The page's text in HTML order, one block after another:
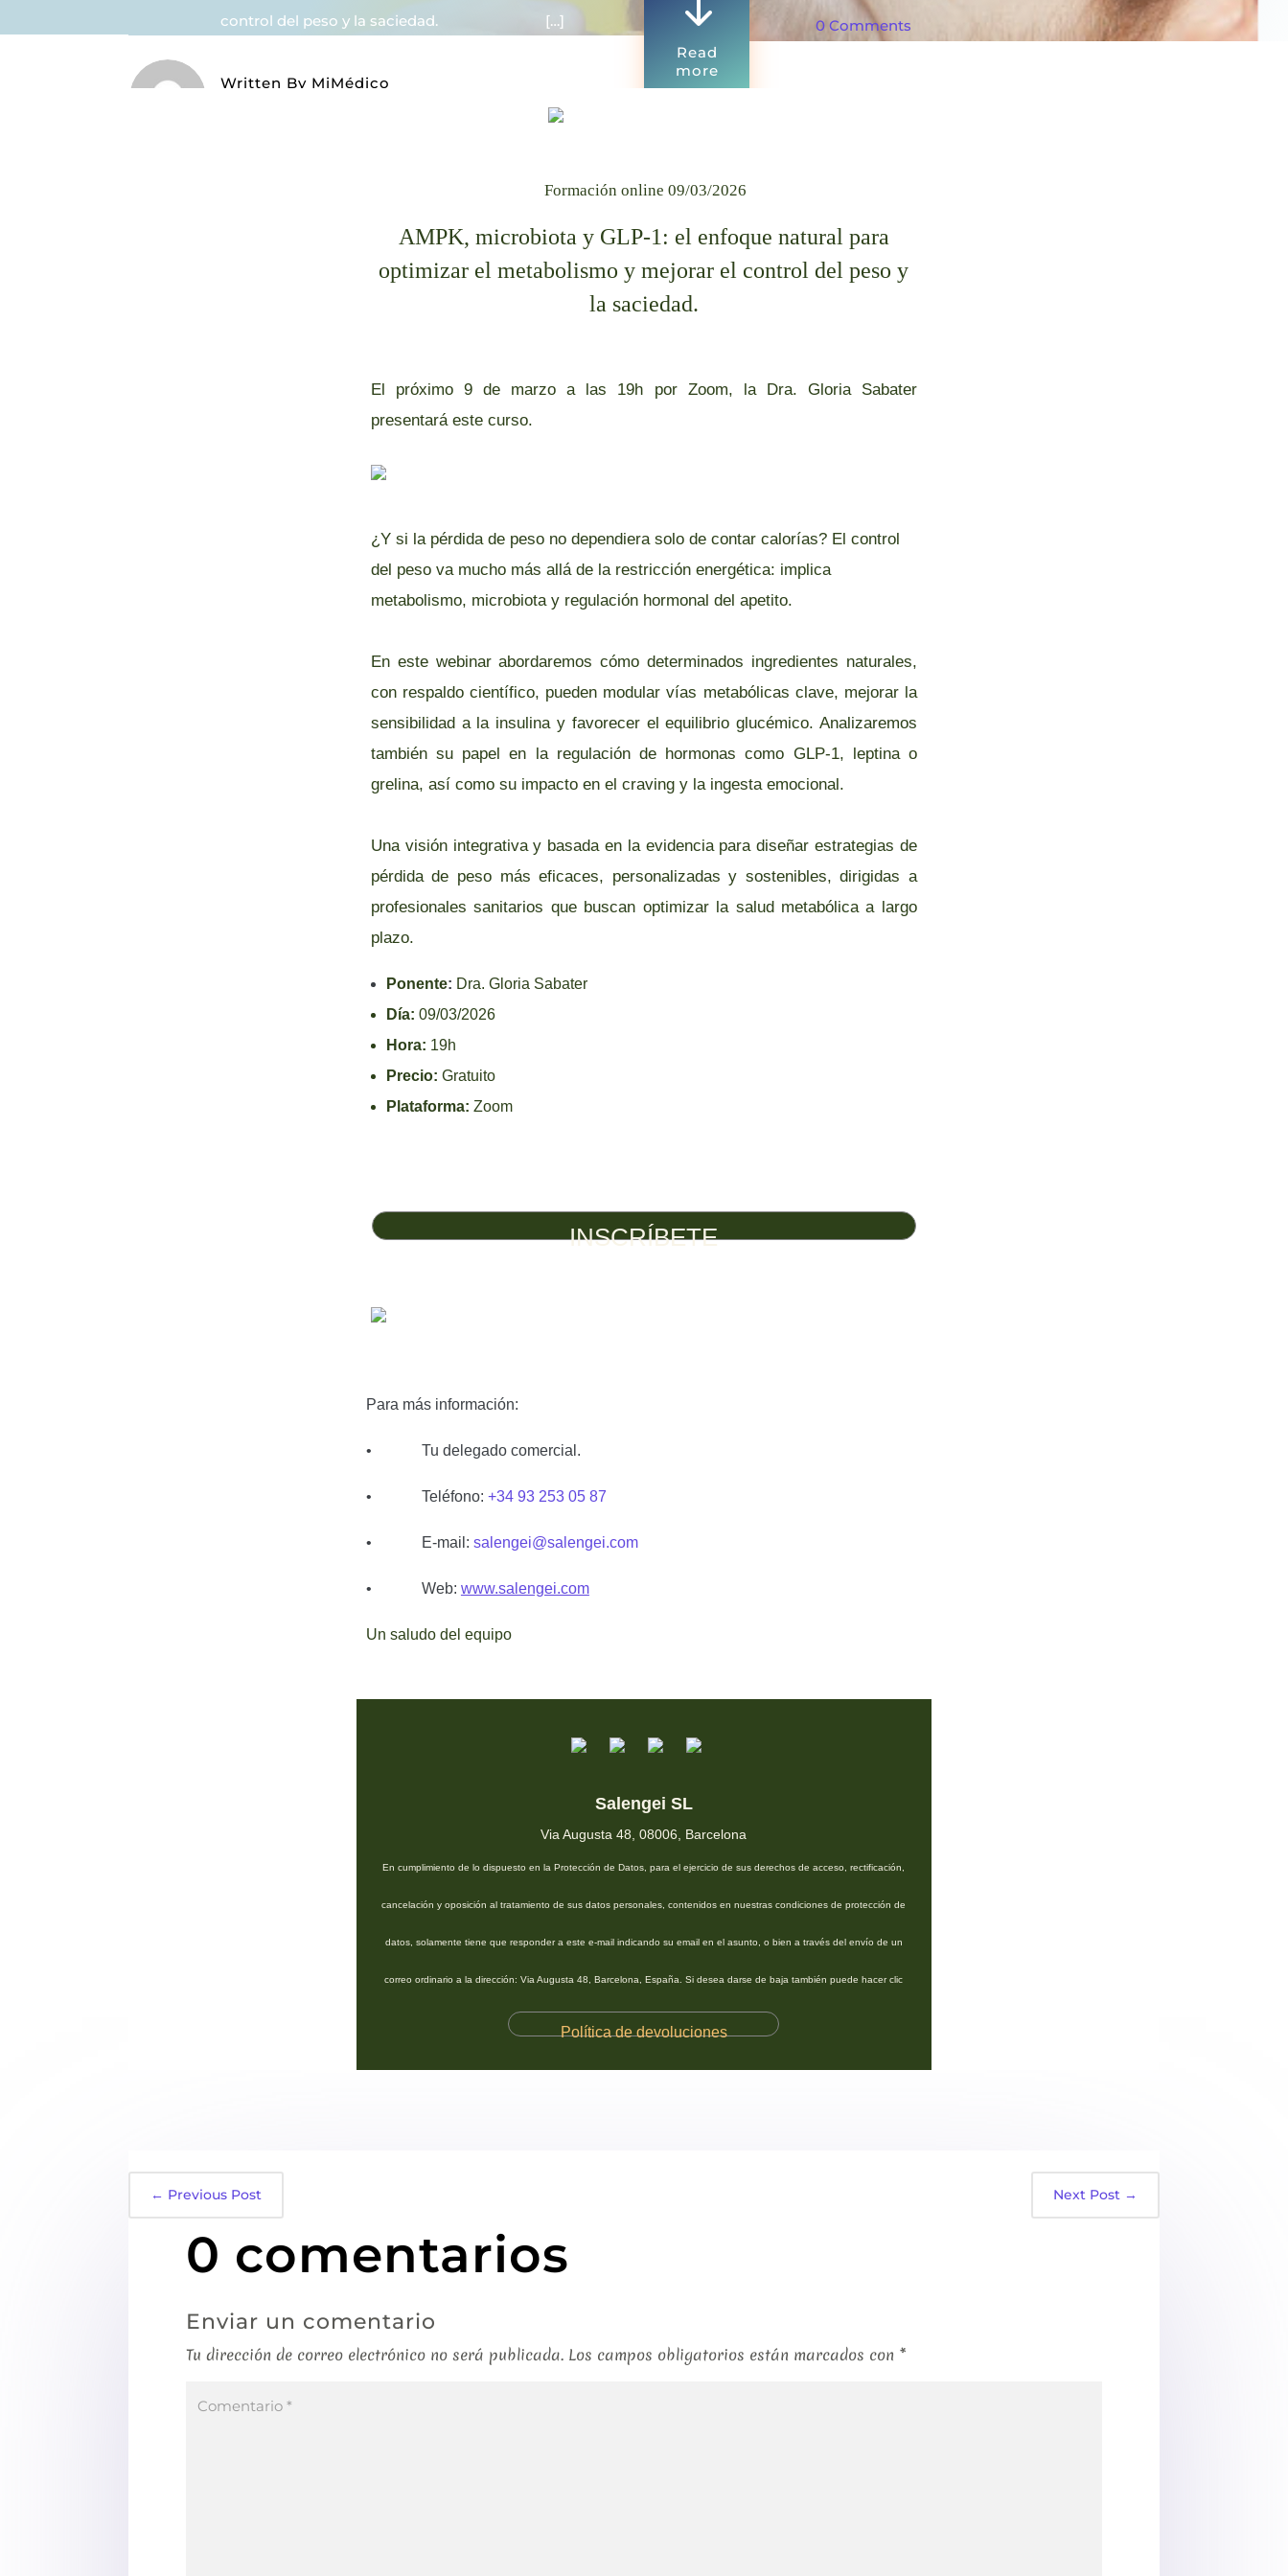
control del peso y la saciedad.‌ ­‌ ­‌ ­‌ ­‌ ­‌ ­‌ ­‌ ­‌ ­‌ […]
Written By MiMédico
Read
more
0 Comments
Formación online 09/03/2026
AMPK, microbiota y GLP-1: el enfoque natural para
optimizar el metabolismo y mejorar el control del peso y
la saciedad.
El próximo 9 de marzo a las 19h por Zoom, la Dra. Gloria Sabater
presentará este curso.
¿Y si la pérdida de peso no dependiera solo de contar calorías? El control
del peso va mucho más allá de la restricción energética: implica
metabolismo, microbiota y regulación hormonal del apetito.
En este webinar abordaremos cómo determinados ingredientes naturales,
con respaldo científico, pueden modular vías metabólicas clave, mejorar la
sensibilidad a la insulina y favorecer el equilibrio glucémico. Analizaremos
también su papel en la regulación de hormonas como GLP-1, leptina o
grelina, así como su impacto en el craving y la ingesta emocional.
Una visión integrativa y basada en la evidencia para diseñar estrategias de
pérdida de peso más eficaces, personalizadas y sostenibles, dirigidas a
profesionales sanitarios que buscan optimizar la salud metabólica a largo
plazo.
Ponente: Dra. Gloria Sabater
Día: 09/03/2026
Hora: 19h
Precio: Gratuito
Plataforma: Zoom
INSCRÍBETE
Para más información:
• Tu delegado comercial.
• Teléfono: +34 93 253 05 87
• E-mail: salengei@salengei.com
• Web: www.salengei.com
Un saludo del equipo
Salengei SL
Via Augusta 48, 08006, Barcelona
En cumplimiento de lo dispuesto en la Protección de Datos, para el ejercicio de sus derechos de acceso, rectificación,
cancelación y oposición al tratamiento de sus datos personales, contenidos en nuestras condiciones de protección de
datos, solamente tiene que responder a este e-mail indicando su email en el asunto, o bien a través del envío de un
correo ordinario a la dirección: Via Augusta 48, Barcelona, España. Si desea darse de baja también puede hacer clic
Política de devoluciones
← Previous Post Next Post →
0 comentarios
Enviar un comentario
Tu dirección de correo electrónico no será publicada. Los campos obligatorios están marcados con *